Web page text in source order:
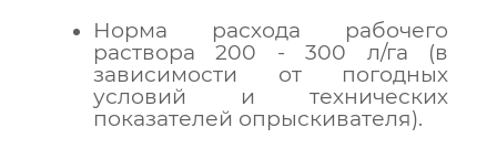
Норма расхода рабочего
раствора 200 - 300 л/га (в
зависимости от погодных
условий и технических
показателей опрыскивателя).